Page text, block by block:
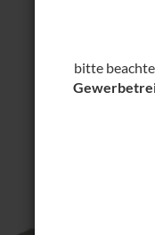
bitte